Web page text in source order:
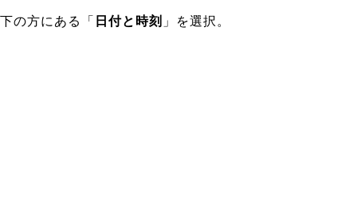
下の方にある「 日付と時刻 」を選択。